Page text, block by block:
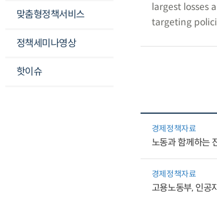
맞춤형정책서비스
정책세미나영상
핫이슈
largest losses
targeting
경제정책자료
노동과 함께하는
경제정책자료
고용노동부, 인공